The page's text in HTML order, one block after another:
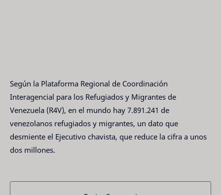
Según la Plataforma Regional de Coordinación
Interagencial para los Refugiados y Migrantes de
Venezuela (R4V), en el mundo hay 7.891.241 de
venezolanos refugiados y migrantes, un dato que
desmiente el Ejecutivo chavista, que reduce la cifra a unos
dos millones.